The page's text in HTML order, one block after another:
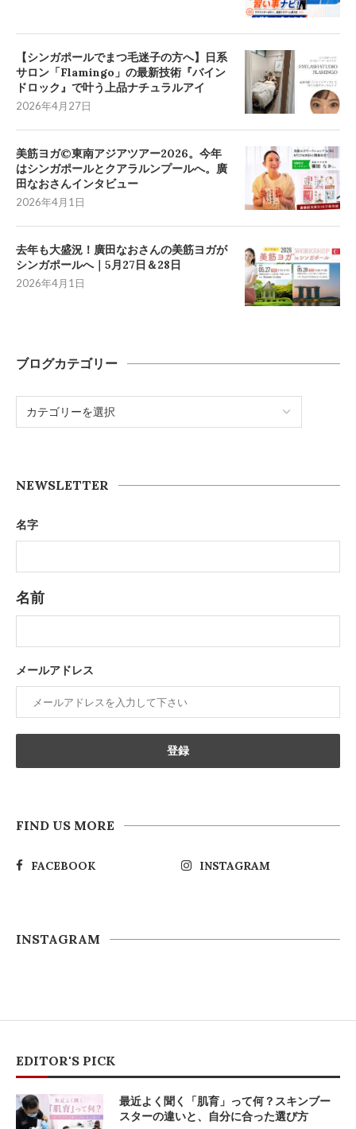
【シンガポールでまつ毛迷子の方へ】日系
サロン「Flamingo」の最新技術『バイン
ドロック』で叶う上品ナチュラルアイ
2026年4月27日
美筋ヨガ©東南アジアツアー2026。今年
はシンガポールとクアラルンプールへ。廣
田なおさんインタビュー
2026年4月1日
去年も大盛況！廣田なおさんの美筋ヨガが
シンガポールへ｜5月27日＆28日
2026年4月1日
ブログカテゴリー
NEWSLETTER
名字
名前
メールアドレス
FIND US MORE
FACEBOOK INSTAGRAM
INSTAGRAM
EDITOR'S PICK
最近よく聞く「肌育」って何？スキンブー
スターの違いと、自分に合った選び方